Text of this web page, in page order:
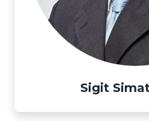
Sigit